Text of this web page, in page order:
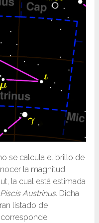
se calcula el brillo de
la magnitud
la cual está estimada
Piscis Austrinus. Dicha
listado de